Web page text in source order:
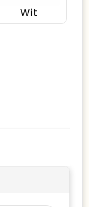
Wit